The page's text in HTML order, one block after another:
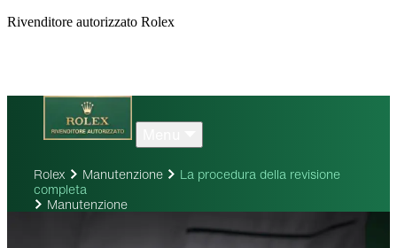
Rivenditore autorizzato Rolex
Rolex Manutenzione
La procedura della revisione
completa
Manutenzione